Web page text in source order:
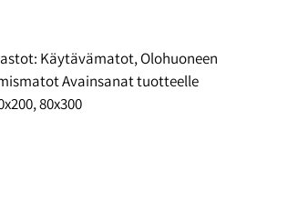
Käytävämatot,Olohuoneen
Avainsanat tuotteelle
,80x300